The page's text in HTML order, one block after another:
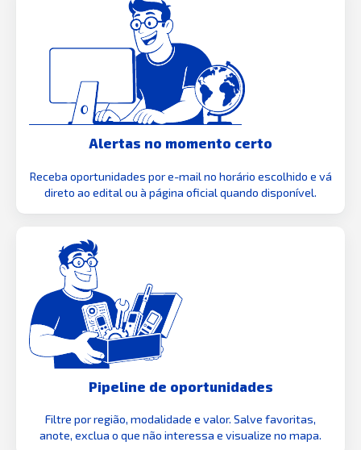
Alertas no momento certo
Receba oportunidades por e-mail no horário escolhido e vá
direto ao edital ou à página oficial quando disponível.
Pipeline de oportunidades
Filtre por região, modalidade e valor. Salve favoritas,
anote, exclua o que não interessa e visualize no mapa.